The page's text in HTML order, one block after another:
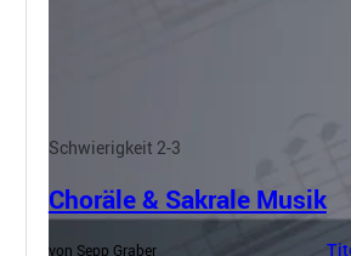
Schwierigkeit 2-3
Choräle & Sakrale Musik
von Sepp Graber